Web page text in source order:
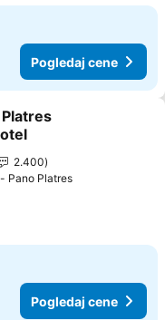
Pogledaj cene
favorite
2.400
Pano Platres
Pogledaj cene